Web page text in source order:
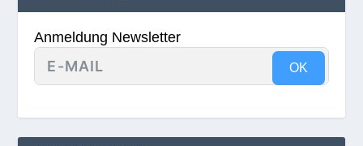
Anmeldung Newsletter
OK